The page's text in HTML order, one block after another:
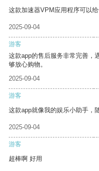
这款加速器VPM应用程序可以
2025-09-04
游客
这款app的售后服务非常完善，
够放心购物。
2025-09-04
游客
这款app就像我的娱乐小助手，
2025-09-04
游客
超棒啊 好用